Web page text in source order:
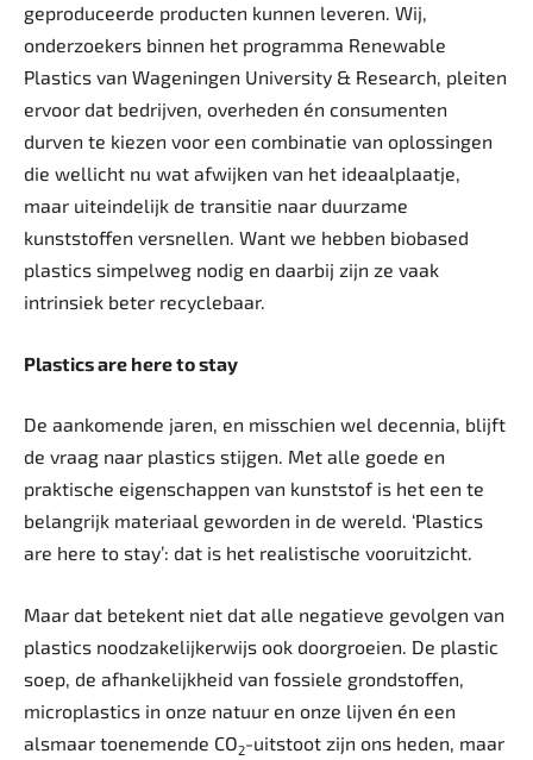
geproduceerde producten kunnen leveren. Wij,
onderzoekers binnen het programma Renewable
Plastics van Wageningen University & ­Research, pleiten
ervoor dat bedrijven, overheden én consumenten
durven te kiezen voor een combinatie van oplossingen
die wellicht nu wat afwijken van het ideaalplaatje,
maar uiteindelijk de transitie naar duurzame
kunststoffen versnellen. Want we hebben biobased
plastics simpelweg nodig en daarbij zijn ze vaak
intrinsiek beter recyclebaar.
Plastics are here to stay
De aankomende jaren, en misschien wel decennia, blijft
de vraag naar plastics stijgen. Met alle goede en
praktische eigenschappen van kunststof is het een te
belangrijk materiaal geworden in de wereld. ‘Plastics
are here to stay’: dat is het realistische vooruitzicht.
Maar dat betekent niet dat alle negatieve gevolgen van
plastics noodzakelijkerwijs ook doorgroeien. De plastic
soep, de afhankelijkheid van fossiele grondstoffen,
microplastics in onze natuur en onze lijven én een
alsmaar toenemende CO2-uitstoot zijn ons heden, maar